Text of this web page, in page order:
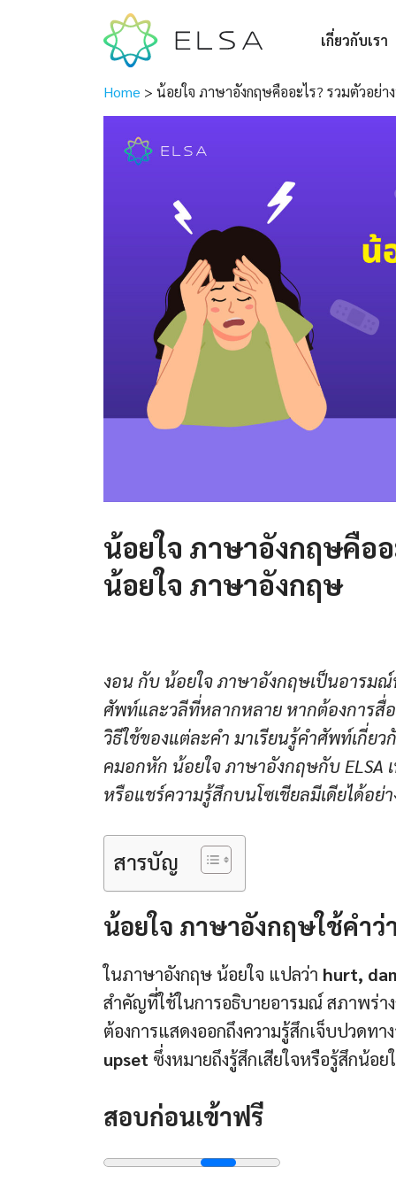
เกี่ยวกับเรา
Home > น้อยใจ ภาษาอังกฤษคืออะไร? รวมตัวอย่
น้อยใจ ภาษาอังกฤษคือ
น้อยใจ ภาษาอังกฤษ
งอน กับ น้อยใจ ภาษาอังกฤษเป็นอารม
ศัพท์และวลีที่หลากหลาย หากต้องการสื่
วิธีใช้ของแต่ละคำ มาเรียนรู้คำศัพท์เกี่ย
คมอกหัก น้อยใจ ภาษาอังกฤษกับ ELSA
หรือแชร์ความรู้สึกบนโซเชียลมีเดียได้อย่
สารบัญ
น้อยใจ ภาษาอังกฤษใช้คำว่
ในภาษาอังกฤษ น้อยใจ แปลว่า hurt,
สำคัญที่ใช้ในการอธิบายอารมณ์ สภาพร่า
ต้องการแสดงออกถึงความรู้สึกเจ็บปวดท
upset ซึ่งหมายถึงรู้สึกเสียใจหรือรู้สึกน้อ
สอบก่อนเข้าฟรี